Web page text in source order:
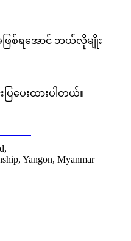
ဖြစ်ရအောင် ဘယ်လိုမျိုး
ြပေးထားပါတယ်။
Yangon, Myanmar